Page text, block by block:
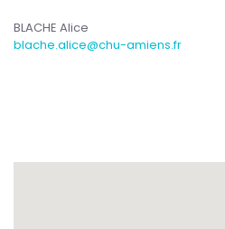
BLACHE Alice
blache.alice@chu-amiens.fr